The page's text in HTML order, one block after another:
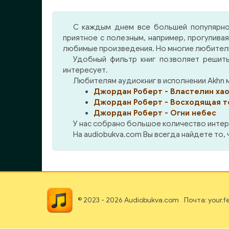
были брошены лучшие силы
дендарийских наемников.
Майлза признают
непригодным к военной
службе, однако когда над
Баррайяром нависает
чудовищная опасность,
бесстрашный адмирал
Нейсмит вновь вступает в
игру. Трудно даже
вообразить, к чему может
привести разрушение чипа
сражаться и победить.
С каждым днем все большей
приятное с полезным, например,
любимые произведения. Но многие
Удобный фильтр книг позволяет
интересует.
Любителям аудиокниг в исполнении Akhn
Джордан Роберт - Властелин
Джордан Роберт - Восходящая
Джордан Роберт - Огни небес
У нас собрано большое количество
На audiobukva.com Вы всегда найдете
© 2023 - 2026 Audiobukva.com Почта: